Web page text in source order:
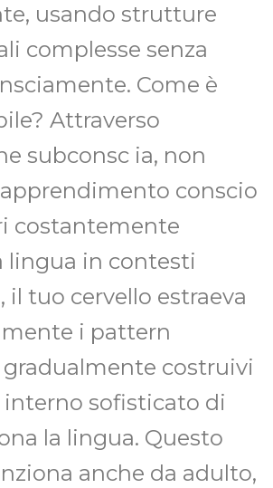
usando strutture
complesse senza
Come è
Attraverso
subconsc ia, non
conscio
costantemente
lingua in contesti
tuo cervello estraeva
i pattern
costruivi
sofisticato di
la lingua. Questo
anche da adulto,